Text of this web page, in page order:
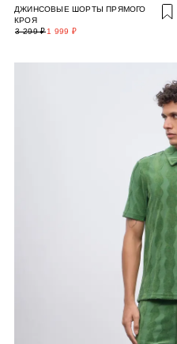
ДЖИНСОВЫЕ ШОРТЫ ПРЯМОГО
КРОЯ
1 999 ₽
3 299 ₽